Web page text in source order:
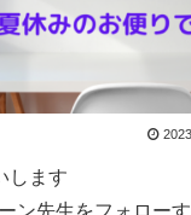
します
ン先生をフォロー